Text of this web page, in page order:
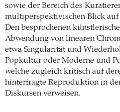
sowie der Bereich des
multiperspektivischen Blick
Den besprochenen
Abwendung von linearen
etwa Singularität und
Popkultur oder Moderne und
welche zugleich kritisch auf
hinterfragte Reproduktion in
Diskursen verweisen.